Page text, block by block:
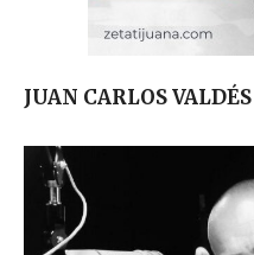
JUAN CARLOS